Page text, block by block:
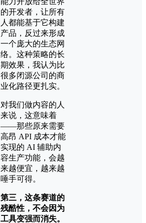
的开发者，让所有
人都能基于它构建
产品，反过来形成
一个庞大的生态网
络。这种策略的长
期效果，我认为比
很多闭源公司的商
业化路径更扎实。
对我们做内容的人
来说，这意味着
——那些原来需要
高昂 API 成本才能
实现的 AI 辅助内
容生产功能，会越
来越便宜，越来越
唾手可得。
第三，这条赛道的
残酷性，不会因为
工具变强而消失。